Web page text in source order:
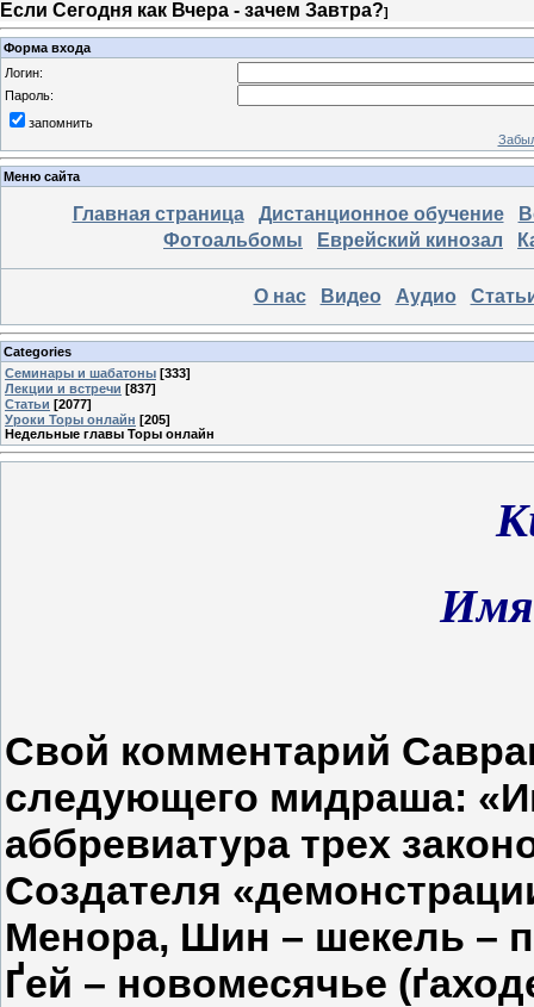
Если Сегодня как Вчера - зачем Завтра?]
Форма входа
Логин:
Пароль:
запомнить
Меню сайта
Главная страница Дистанционное обучение
Фотоальбомы
Еврейский кинозал
О нас Видео Аудио
Categories
Семинары и шабатоны [333]
Лекции и встречи [837]
Статьи [2077]
Уроки Торы онлайн [205]
Недельные главы Торы онлайн
Имя
Свой комментарий
следующего мидраша:
аббревиатура трех
Создателя
Менора, Шин – шекель –
Ґей – новомесячье